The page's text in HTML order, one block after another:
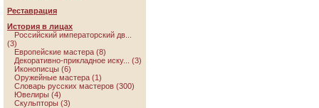
Реставрация
История в лицах
Российский императорский дв...
(3)
Европейские мастера (8)
Декоративно-прикладное иску... (3)
Иконописцы (6)
Оружейные мастера (1)
Словарь русских мастеров (300)
Ювелиры (4)
Скульпторы (3)